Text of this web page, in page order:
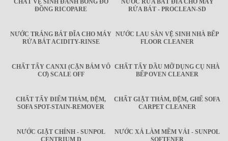
CHẤT VỆ SINH ĐÁNH BÓNG ĐỒ
ĐỒNG RICOPARE
NƯỚC RỬA BÁT ĐĨA CHO MÁY
RỬA BÁT - PROCLEAN-SD
NƯỚC TRÁNG BÁT ĐĨA CHO MÁY
RỬA BÁT ACIDITY-RINSE
NƯỚC LAU SÀN VỆ SINH NHÀ BẾP
FLOOR CLEANER
CHẤT TẨY CANXI (CẶN BÁM VÔ
CƠ) SCALE OFF
CHẤT TẨY DẦU MỠ DỤNG CỤ NHÀ
BẾP OVEN CLEANER
CHẤT TẨY ĐIỂM THẢM, ĐỆM,
SOFA SPOT-STAIN-REMOVER
CHẤT GIẶT THẢM, ĐỆM, GHẾ SOFA
CARPET CLEANER
NƯỚC GIẶT CHÍNH - SUNPOL
NƯỚC XẢ LÀM MỀM VẢI - SUNPOL